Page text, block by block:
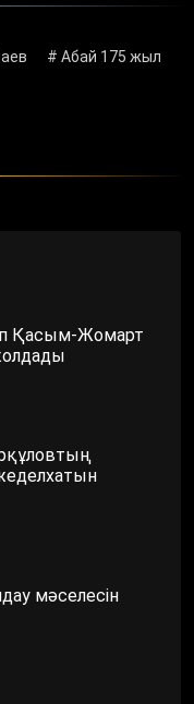
# Абай 175 жыл
Қасым-Жомарт
мәселесін